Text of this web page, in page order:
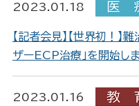
2023.01.18
【記者会見】【世界初！】
ザーECP治療」を開始し
2023.01.16